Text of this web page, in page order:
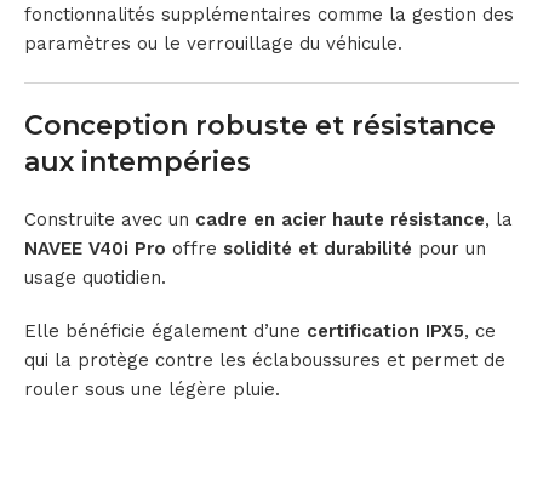
fonctionnalités supplémentaires comme la gestion des
paramètres ou le verrouillage du véhicule.
Conception robuste et résistance
aux intempéries
Construite avec un cadre en acier haute résistance, la
NAVEE V40i Pro offre solidité et durabilité pour un
usage quotidien.
Elle bénéficie également d’une certification IPX5, ce
qui la protège contre les éclaboussures et permet de
rouler sous une légère pluie.